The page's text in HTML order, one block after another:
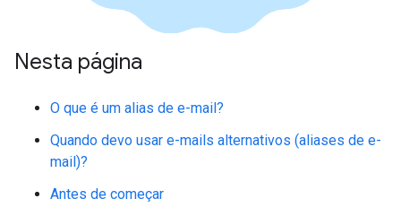
Nesta página
O que é um alias de e-mail?
Quando devo usar e-mails alternativos (aliases de e-
mail)?
Antes de começar